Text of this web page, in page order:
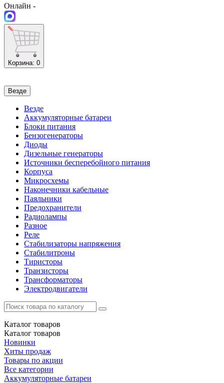
Онлайн -
Корзина: 0
Везде
Везде
Аккумуляторные батареи
Блоки питания
Бензогенераторы
Диоды
Дизельные генераторы
Источники бесперебойного питания
Корпуса
Микросхемы
Наконечники кабельные
Паяльники
Предохранители
Радиолампы
Разное
Реле
Стабилизаторы напряжения
Стабилитроны
Тиристоры
Транзисторы
Трансформаторы
Электродвигатели
Каталог товаров
Каталог товаров
Новинки
Хиты продаж
Товары по акции
Все категории
Аккумуляторные батареи